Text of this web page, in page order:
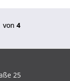
von 4
25